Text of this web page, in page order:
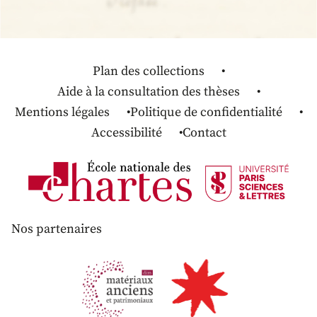
Plan des collections
Aide à la consultation des thèses
Mentions légales
Politique de confidentialité
Accessibilité
Contact
Nos partenaires